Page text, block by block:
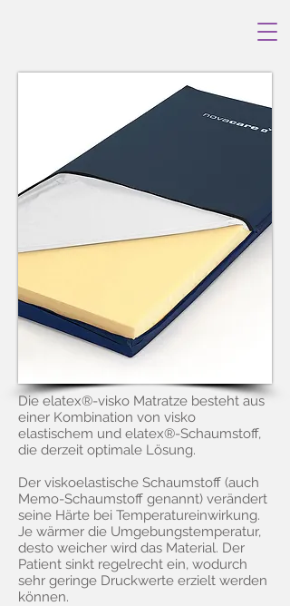
Die elatex®-visko Matratze besteht aus
einer Kombination von visko
elastischem und elatex®-Schaumstoff,
die derzeit optimale Lösung.
Der viskoelastische Schaumstoff (auch
Memo-Schaumstoff genannt) verändert
seine Härte bei Temperatureinwirkung.
Je wärmer die Umgebungstemperatur,
desto weicher wird das Material. Der
Patient sinkt regelrecht ein, wodurch
sehr geringe Druckwerte erzielt werden
können.